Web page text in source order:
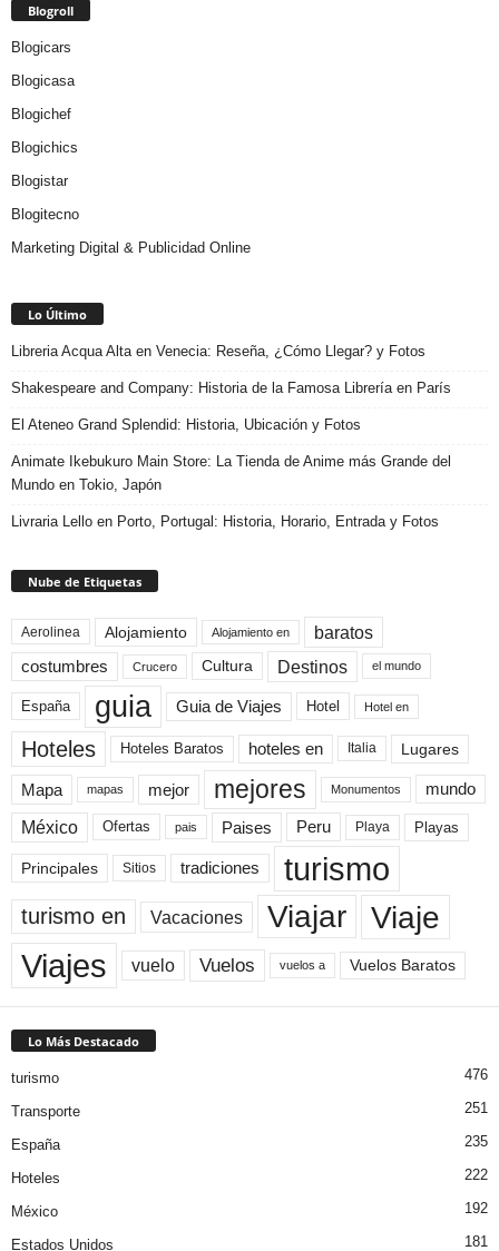
Blogroll
Blogicars
Blogicasa
Blogichef
Blogichics
Blogistar
Blogitecno
Marketing Digital & Publicidad Online
Lo Último
Libreria Acqua Alta en Venecia: Reseña, ¿Cómo Llegar? y Fotos
Shakespeare and Company: Historia de la Famosa Librería en París
El Ateneo Grand Splendid: Historia, Ubicación y Fotos
Animate Ikebukuro Main Store: La Tienda de Anime más Grande del
Mundo en Tokio, Japón
Livraria Lello en Porto, Portugal: Historia, Horario, Entrada y Fotos
Nube de Etiquetas
Aerolinea Alojamiento Alojamiento en baratos
costumbres Crucero Cultura Destinos el mundo
España guia Guia de Viajes Hotel Hotel en
Hoteles Hoteles Baratos hoteles en Italia Lugares
Mapa mapas mejor mejores Monumentos mundo
México Ofertas pais Paises Peru Playa Playas
Principales Sitios tradiciones turismo
turismo en Vacaciones Viajar Viaje
Viajes vuelo Vuelos vuelos a Vuelos Baratos
Lo Más Destacado
turismo 476
Transporte 251
España 235
Hoteles 222
México 192
Estados Unidos 181